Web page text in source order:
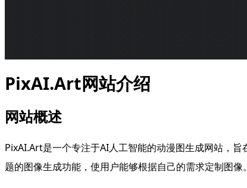
PixAI.Art网站介绍
网站概述
PixAI.Art是一个专注于AI人工智能的动漫图生成网站，
题的图像生成功能，使用户能够根据自己的需求定制图像。